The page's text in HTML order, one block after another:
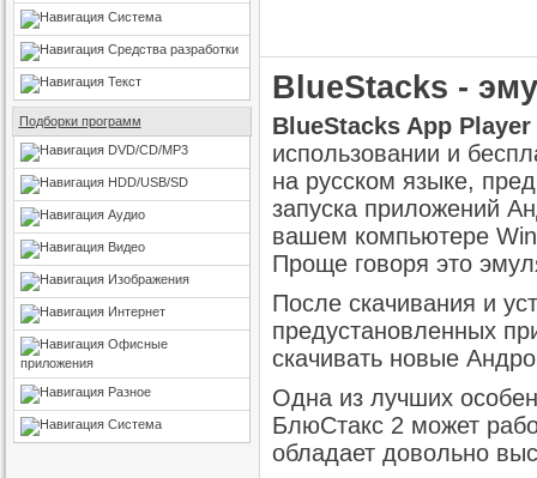
Система
Средства разработки
Текст
Подборки программ
DVD/CD/MP3
HDD/USB/SD
Аудио
Видео
Изображения
Интернет
Офисные
приложения
Разное
Система
BlueStacks -
BlueStacks App Player
использовании и
на русском языке,
запуска приложений
вашем компьютере
Проще говоря это
После скачивания и
предустановленных
скачивать новые
Одна из лучших
БлюСтакс 2 может
обладает довольно